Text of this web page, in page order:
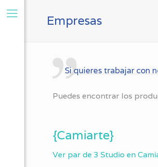
Empresas
Si quieres trabajar con
Puedes encontrar los
{Camiarte}
Ver par de 3 Studio en